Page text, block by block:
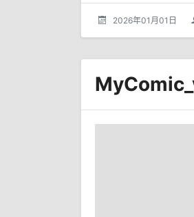
2026年01月01日